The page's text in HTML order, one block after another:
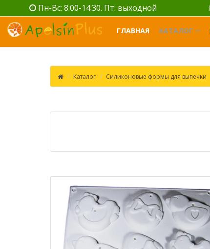
Пн-Вс: 8:00-14:30. Пт: выходной
ГЛАВНАЯ КАТАЛОГ
Каталог Силиконовые формы для выпечки